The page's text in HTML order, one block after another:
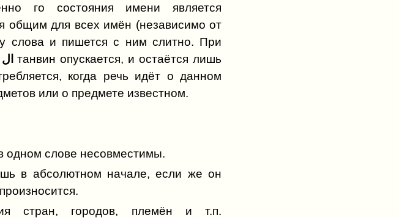
го состояния имени является
общим для всех имён (независимо от
слова и пишется с ним слитно. При
ال танвин опускается, и остаётся лишь
когда речь идёт о данном
или о предмете известном.
одном слове несовместимы.
в абсолютном начале, если же он
стран, городов, племён и т.п.